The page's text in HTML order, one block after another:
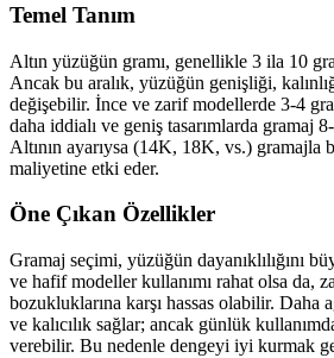
Temel Tanım
Altın yüzüğün gramı, genellikle 3 ila 10
Ancak bu aralık, yüzüğün genişliği,
değişebilir. İnce ve zarif modellerde 3-4
daha iddialı ve geniş tasarımlarda gramaj
Altının ayarıysa (14K, 18K, vs.)
maliyetine etki eder.
Öne Çıkan Özellikler
Gramaj seçimi, yüzüğün dayanıklılığını
ve hafif modeller kullanımı rahat olsa da,
bozukluklarına karşı hassas olabilir. Daha
ve kalıcılık sağlar; ancak günlük
verebilir. Bu nedenle dengeyi iyi kurmak